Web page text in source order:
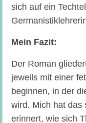
sich auf ein
Mein Fazit:
Der Roman
jeweils mit einer
beginnen, in der
wird. Mich hat das
erinnert, wie sich